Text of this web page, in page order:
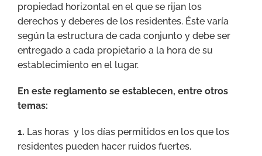
propiedad horizontal en el que se rijan los
derechos y deberes de los residentes. Éste varía
según la estructura de cada conjunto y debe ser
entregado a cada propietario a la hora de su
establecimiento en el lugar.
En este reglamento se establecen, entre otros
temas:
1. Las horas y los días permitidos en los que los
residentes pueden hacer ruidos fuertes.